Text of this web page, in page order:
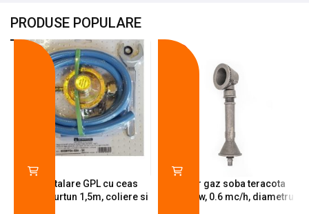
PRODUSE POPULARE
Kit instalare GPL cu ceas
butelie, furtun 1,5m, coliere si
Arzator gaz soba teracota
A600, 6 kw, 0.6 mc/h, diametru